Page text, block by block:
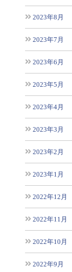
2023年8月
2023年7月
2023年6月
2023年5月
2023年4月
2023年3月
2023年2月
2023年1月
2022年12月
2022年11月
2022年10月
2022年9月